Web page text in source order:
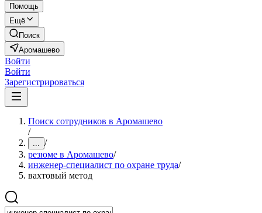
Помощь
Ещё
Поиск
Аромашево
Войти
Войти
Зарегистрироваться
Поиск сотрудников в Аромашево
/
... /
резюме в Аромашево/
инженер-специалист по охране труда/
вахтовый метод